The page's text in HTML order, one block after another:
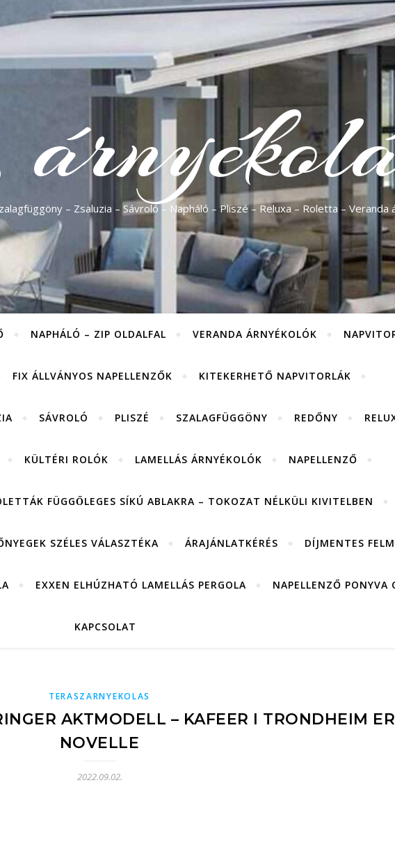
– Zsaluzia – Sávroló – Napháló – Pliszé – Reluxa – Roletta – Veranda
NAPHÁLÓ – ZIP OLDALFAL VERANDA ÁRNYÉKOLÓK
FIX ÁLLVÁNYOS NAPELLENZŐK KITEKERHETŐ NAPVITORLÁK
SÁVROLÓ PLISZÉ SZALAGFÜGGÖNY REDŐNY
KÜLTÉRI ROLÓK LAMELLÁS ÁRNYÉKOLÓK NAPELLENZŐ
FÜGGŐLEGES SÍKÚ ABLAKRA – TOKOZAT NÉLKÜLI KIVITELBEN
SZÉLES VÁLASZTÉKA ÁRAJÁNLATKÉRÉS DÍJMENTES
EXXEN ELHÚZHATÓ LAMELLÁS PERGOLA NAPELLENZŐ PONYVA
KAPCSOLAT
TERASZARNYEKOLAS
AKTMODELL – KAFEER I TRONDHEIM
NOVELLE
2022.09.02.